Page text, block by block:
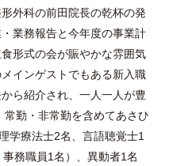
外科の前田院長の乾杯の発
業務報告と今年度の事業計
形式の会が賑やかな雰囲気
インゲストでもある新入職
ら紹介され、一人一人が豊
勤・非常勤を含めてあさひ
学療法士2名、言語聴覚士1
務職員1名）、異動者1名